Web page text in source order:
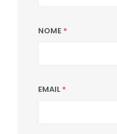
NOME *
EMAIL *